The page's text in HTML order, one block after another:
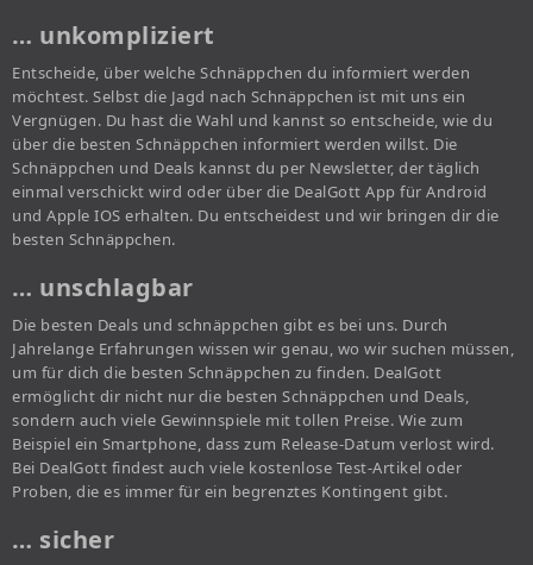
… unkompliziert
Entscheide, über welche Schnäppchen du informiert werden
möchtest. Selbst die Jagd nach Schnäppchen ist mit uns ein
Vergnügen. Du hast die Wahl und kannst so entscheide, wie du
über die besten Schnäppchen informiert werden willst. Die
Schnäppchen und Deals kannst du per Newsletter, der täglich
einmal verschickt wird oder über die DealGott App für Android
und Apple IOS erhalten. Du entscheidest und wir bringen dir die
besten Schnäppchen.
… unschlagbar
Die besten Deals und schnäppchen gibt es bei uns. Durch
Jahrelange Erfahrungen wissen wir genau, wo wir suchen müssen,
um für dich die besten Schnäppchen zu finden. DealGott
ermöglicht dir nicht nur die besten Schnäppchen und Deals,
sondern auch viele Gewinnspiele mit tollen Preise. Wie zum
Beispiel ein Smartphone, dass zum Release-Datum verlost wird.
Bei DealGott findest auch viele kostenlose Test-Artikel oder
Proben, die es immer für ein begrenztes Kontingent gibt.
… sicher